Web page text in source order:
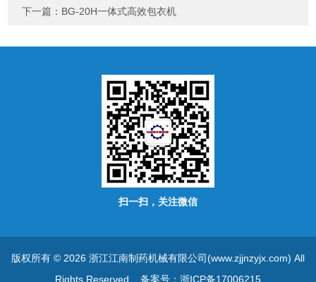
下一篇： BG-20H一体式高效包衣机
扫一扫，关注微信
版权所有 © 2026 浙江江南制药机械有限公司(www.zjjnzyjx.com) All
Rights Reserved 备案号：浙ICP备17006215